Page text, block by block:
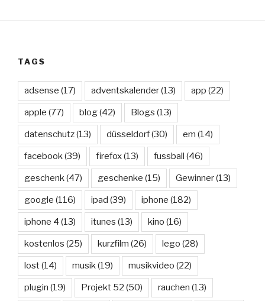
TAGS
adsense (17) adventskalender(13) app (22)
apple (77) blog(42) Blogs (13)
datenschutz(13) düsseldorf(30) em (14)
facebook(39) firefox(13) fussball (46)
geschenk(47) geschenke (15) Gewinner(13)
google (116) ipad (39) iphone (182)
iphone 4 (13) itunes (13) kino (16)
kostenlos (25) kurzfilm (26) lego (28)
lost(14) musik(19) musikvideo (22)
plugin (19) Projekt 52 (50) rauchen (13)